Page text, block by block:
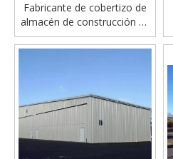
Fabricante de cobertizo de
almacén de construcción de
hangar de avión de
estructura de acero